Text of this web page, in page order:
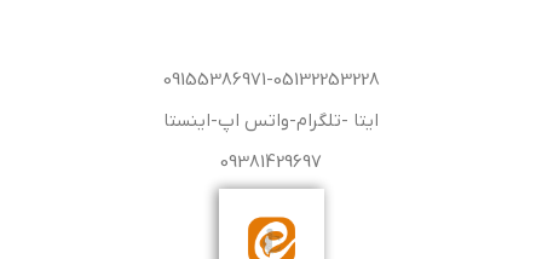
09155386971-05132253228
ایتا -تلگرام-واتس اپ-اینستا
09381429697